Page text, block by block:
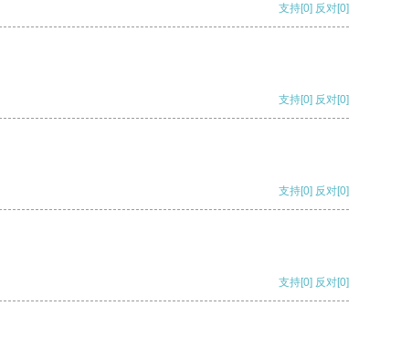
支持[0] 反对[0]
支持[0] 反对[0]
支持[0] 反对[0]
支持[0] 反对[0]